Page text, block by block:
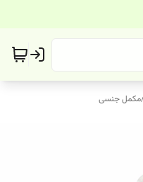
مکمل جنسی